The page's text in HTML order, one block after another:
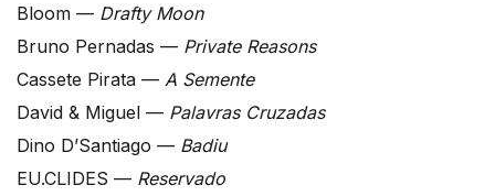
Bloom — Drafty Moon
Bruno Pernadas — Private Reasons
Cassete Pirata — A Semente
David & Miguel — Palavras Cruzadas
Dino D’Santiago — Badiu
EU.CLIDES — Reservado